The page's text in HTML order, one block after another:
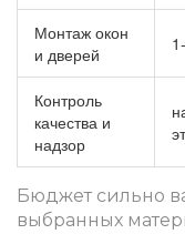
Монтаж окон
и дверей
Контроль
качества и
надзор
Бюджет сильно
выбранных